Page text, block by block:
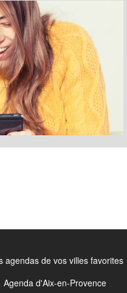
agendas de vos villes favorites
Agenda d'Aix-en-Provence